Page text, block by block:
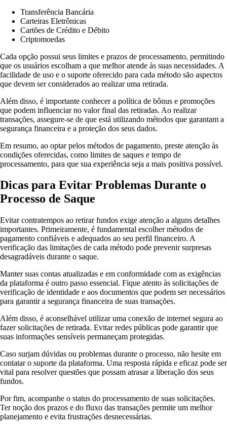
Transferência Bancária
Carteiras Eletrônicas
Cartões de Crédito e Débito
Criptomoedas
Cada opção possui seus limites e prazos de processamento, permitindo
que os usuários escolham a que melhor atende às suas necessidades. A
facilidade de uso e o suporte oferecido para cada método são aspectos
que devem ser considerados ao realizar uma retirada.
Além disso, é importante conhecer a política de bônus e promoções
que podem influenciar no valor final das retiradas. Ao realizar
transações, assegure-se de que está utilizando métodos que garantam a
segurança financeira e a proteção dos seus dados.
Em resumo, ao optar pelos métodos de pagamento, preste atenção às
condições oferecidas, como limites de saques e tempo de
processamento, para que sua experiência seja a mais positiva possível.
Dicas para Evitar Problemas Durante o
Processo de Saque
Evitar contratempos ao retirar fundos exige atenção a alguns detalhes
importantes. Primeiramente, é fundamental escolher métodos de
pagamento confiáveis e adequados ao seu perfil financeiro. A
verificação das limitações de cada método pode prevenir surpresas
desagradáveis durante o saque.
Manter suas contas atualizadas e em conformidade com as exigências
da plataforma é outro passo essencial. Fique atento às solicitações de
verificação de identidade e aos documentos que podem ser necessários
para garantir a segurança financeira de suas transações.
Além disso, é aconselhável utilizar uma conexão de internet segura ao
fazer solicitações de retirada. Evitar redes públicas pode garantir que
suas informações sensíveis permaneçam protegidas.
Caso surjam dúvidas ou problemas durante o processo, não hesite em
contatar o suporte da plataforma. Uma resposta rápida e eficaz pode ser
vital para resolver questões que possam atrasar a liberação dos seus
fundos.
Por fim, acompanhe o status do processamento de suas solicitações.
Ter noção dos prazos e do fluxo das transações permite um melhor
planejamento e evita frustrações desnecessárias.